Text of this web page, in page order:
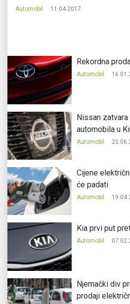
Automobil 11.04.2017.
Rekordna
Automobil
Nissan
automobila u
Automobil
Cijene
će padati
Automobil
Kia prvi put
Automobil
Njemački div
prodaji